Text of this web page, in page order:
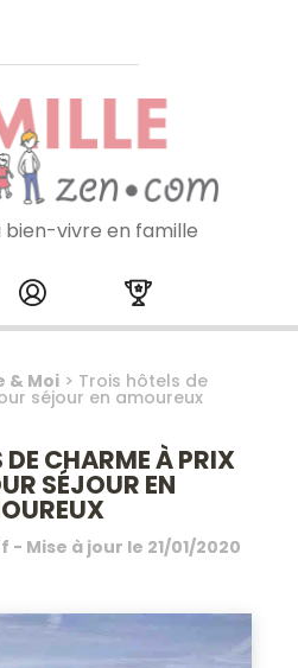
à la newsletter
bien-vivre en famille
to content
& Moi > Trois hôtels de
séjour en amoureux
CHARME À PRIX
SÉJOUR EN
- Mise à jour le 21/01/2020